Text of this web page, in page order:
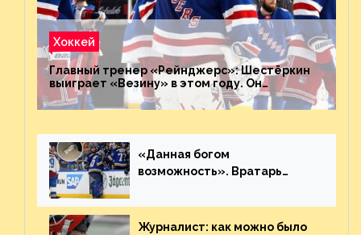
Хоккей
Главный тренер «Рейнджерс»: Шестёркин
выиграет «Везину» в этом году. Он
невероятен
«Данная богом
возможность». Вратарь
броске бутылкой в Кадри
Журналист: как можно было